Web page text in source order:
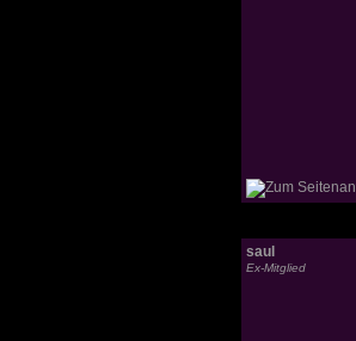
saul
Ex-Mitglied